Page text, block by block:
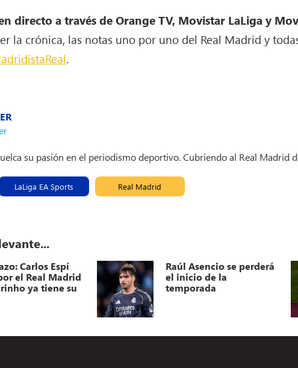
directo a través de Orange TV, Movistar LaLiga y
la crónica, las notas uno por uno del Real Madrid y
.
su pasión en el periodismo deportivo. Cubriendo al Real Madrid
LaLiga EA Sports Real Madrid
Carlos Espí
el Real Madrid
ya tiene su
Raúl Asencio se perderá
el inicio de la
temporada